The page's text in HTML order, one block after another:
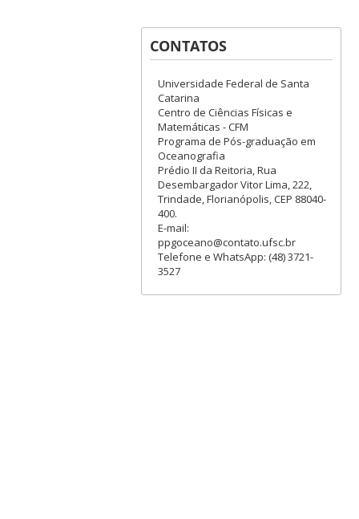
CONTATOS
Universidade Federal de Santa
Catarina
Centro de Ciências Físicas e
Matemáticas - CFM
Programa de Pós-graduação em
Oceanografia
Prédio II da Reitoria, Rua
Desembargador Vitor Lima, 222,
Trindade, Florianópolis, CEP 88040-
400.
E-mail:
ppgoceano@contato.ufsc.br
Telefone e WhatsApp: (48) 3721-
3527